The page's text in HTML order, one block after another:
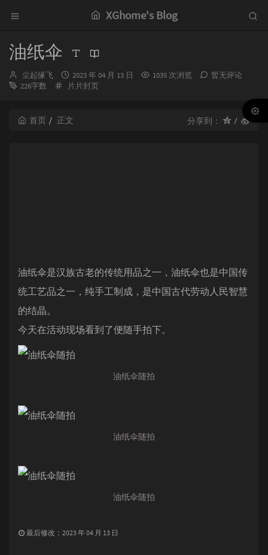
XGhome's Blog
油纸伞
博
主：
尘起缘飞
发
布
2023 年 04 月 13 日 1035 次浏览
暂无评论
226字数
分
片片封页
首页 正文 分享到：
油纸伞是汉族古老的传统用品之一，油纸伞也是中国传
统工艺品之一，纯手工制成，是中国古代劳动人民智慧
的结晶。
今天在活动现场看到了便随手拍下。
油纸伞随拍
油纸伞随拍
油纸伞随拍
最后修改：2023 年 04 月 13 日